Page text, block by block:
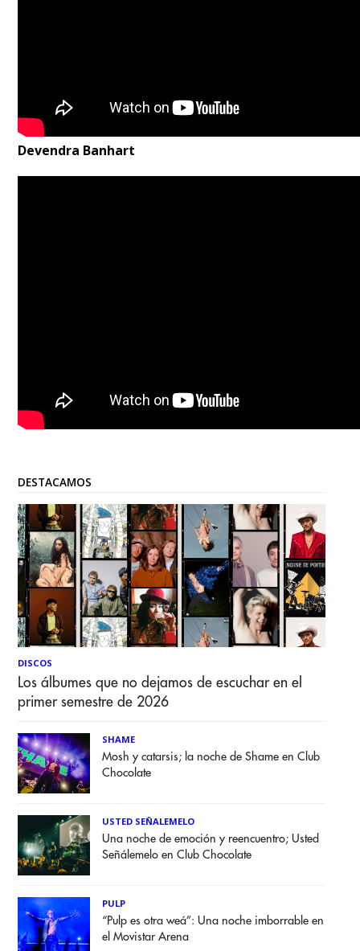
Devendra Banhart
DESTACAMOS
DISCOS
Los álbumes que no dejamos de escuchar en el
primer semestre de 2026
SHAME
Mosh y catarsis; la noche de Shame en Club
Chocolate
USTED SEÑALEMELO
Una noche de emoción y reencuentro; Usted
Señálemelo en Club Chocolate
PULP
“Pulp es otra weá”: Una noche imborrable en
el Movistar Arena